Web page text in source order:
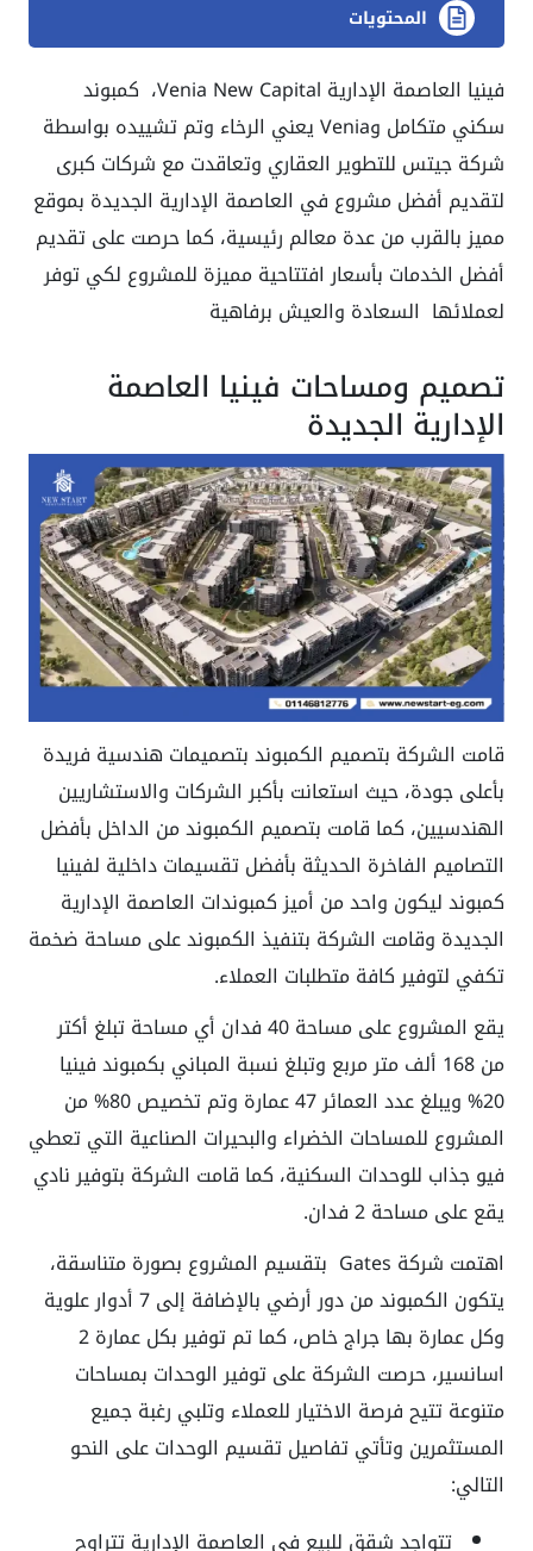
المحتويات
فينيا العاصمة الإدارية Venia New Capital، كمبوند
سكني متكامل وVenia يعني الرخاء وتم تشييده بواسطة
شركة جيتس للتطوير العقاري وتعاقدت مع شركات كبرى
لتقديم أفضل مشروع في العاصمة الإدارية الجديدة بموقع
مميز بالقرب من عدة معالم رئيسية، كما حرصت على تقديم
أفضل الخدمات بأسعار افتتاحية مميزة للمشروع لكي توفر
لعملائها السعادة والعيش برفاهية
تصميم ومساحات فينيا العاصمة
الإدارية الجديدة
قامت الشركة بتصميم الكمبوند بتصميمات هندسية فريدة
بأعلى جودة، حيث استعانت بأكبر الشركات والاستشاريين
الهندسيين، كما قامت بتصميم الكمبوند من الداخل بأفضل
التصاميم الفاخرة الحديثة بأفضل تقسيمات داخلية لفينيا
كمبوند ليكون واحد من أميز كمبوندات العاصمة الإدارية
الجديدة وقامت الشركة بتنفيذ الكمبوند على مساحة ضخمة
تكفي لتوفير كافة متطلبات العملاء.
يقع المشروع على مساحة 40 فدان أي مساحة تبلغ أكتر
من 168 ألف متر مربع وتبلغ نسبة المباني بكمبوند فينيا
20% ويبلغ عدد العمائر 47 عمارة وتم تخصيص 80% من
المشروع للمساحات الخضراء والبحيرات الصناعية التي تعطي
فيو جذاب للوحدات السكنية، كما قامت الشركة بتوفير نادي
يقع على مساحة 2 فدان.
اهتمت شركة Gates بتقسيم المشروع بصورة متناسقة،
يتكون الكمبوند من دور أرضي بالإضافة إلى 7 أدوار علوية
وكل عمارة بها جراج خاص، كما تم توفير بكل عمارة 2
اسانسير، حرصت الشركة على توفير الوحدات بمساحات
متنوعة تتيح فرصة الاختيار للعملاء وتلبي رغبة جميع
المستثمرين وتأتي تفاصيل تقسيم الوحدات على النحو
التالي:
تتواجد شقق للبيع في العاصمة الإدارية تتراوح